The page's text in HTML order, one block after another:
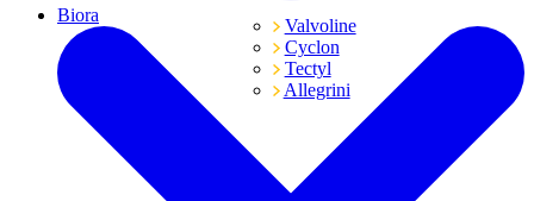
Valvoline
Cyclon
Tectyl
Allegrini
Biora